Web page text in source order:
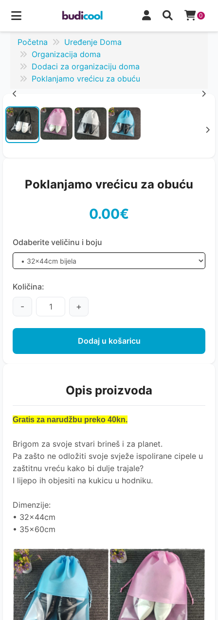
0
Početna
Uređenje Doma
Organizacija doma
Dodaci za organizaciju doma
Poklanjamo vrećicu za obuću
Poklanjamo vrećicu za obuću
0.00€
Odaberite veličinu i boju
Količina:
- +
Dodaj u košaricu
Opis proizvoda
Gratis za narudžbu preko 40kn.
Brigom za svoje stvari brineš i za planet.
Pa zašto ne odložiti svoje svježe ispolirane cipele u
zaštitnu vreću kako bi dulje trajale?
I lijepo ih objesiti na kukicu u hodniku.
Dimenzije:
• 32x44cm
• 35x60cm